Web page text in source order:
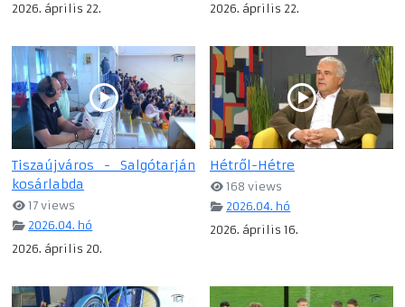
2026. április 22.
2026. április 22.
Tiszaújváros - Salgótarján
kosárlabda
17 views
2026.04. hó
2026. április 20.
Hétről-Hétre
168 views
2026.04. hó
2026. április 16.